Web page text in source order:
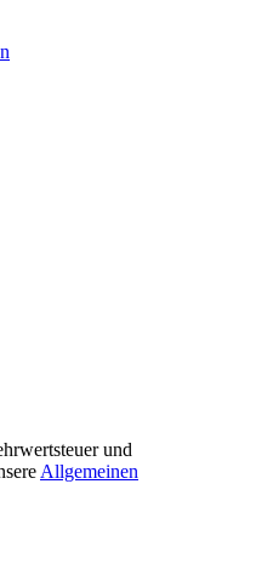
und
Allgemeinen